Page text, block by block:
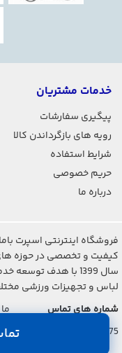
خدمات مشتریان
پیگیری سفارشات
رویه های بازگرداندن کالا
شرایط استفاده
حریم خصوصی
درباره ما
کیفیت و تخصصی در حوزه
سال 1399 با هدف
لباس و تجهیزات ورزشی
شماره های تماس
021-2842-7275